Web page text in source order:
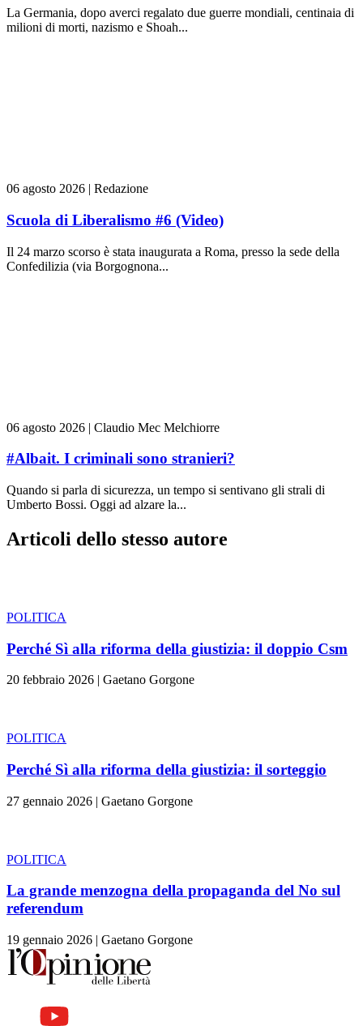
La Germania, dopo averci regalato due guerre mondiali, centinaia di
milioni di morti, nazismo e Shoah...
06 agosto 2026 | Redazione
Scuola di Liberalismo #6 (Video)
Il 24 marzo scorso è stata inaugurata a Roma, presso la sede della
Confedilizia (via Borgognona...
06 agosto 2026 | Claudio Mec Melchiorre
#Albait. I criminali sono stranieri?
Quando si parla di sicurezza, un tempo si sentivano gli strali di
Umberto Bossi. Oggi ad alzare la...
Articoli dello stesso autore
POLITICA
Perché Sì alla riforma della giustizia: il doppio Csm
20 febbraio 2026 | Gaetano Gorgone
POLITICA
Perché Sì alla riforma della giustizia: il sorteggio
27 gennaio 2026 | Gaetano Gorgone
POLITICA
La grande menzogna della propaganda del No sul
referendum
19 gennaio 2026 | Gaetano Gorgone